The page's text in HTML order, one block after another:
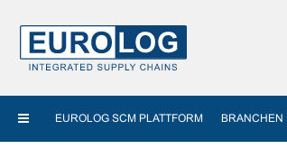
EUROLOG SCM PLATTFORM BRANCHEN